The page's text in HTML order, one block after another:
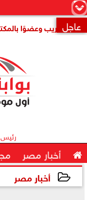
×عاجلوعضوًا بالمكتب
رئيس
 أخبار مصر
أخبار مصر